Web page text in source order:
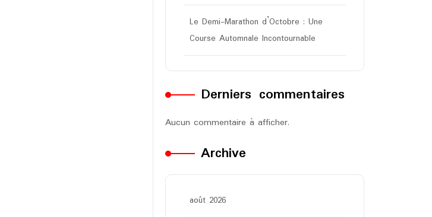
Le Demi-Marathon d’Octobre : Une
Course Automnale Incontournable
Derniers commentaires
Aucun commentaire à afficher.
Archive
août 2026